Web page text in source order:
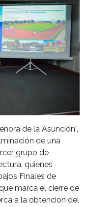
de la Asunción”,
de una
grupo de
quienes
Finales de
marca el cierre de
a la obtención del